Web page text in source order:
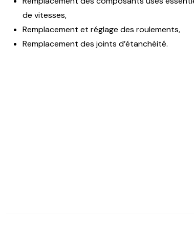
de vitesses,
Remplacement et réglage des roulements,
Remplacement des joints d’étanchéité.